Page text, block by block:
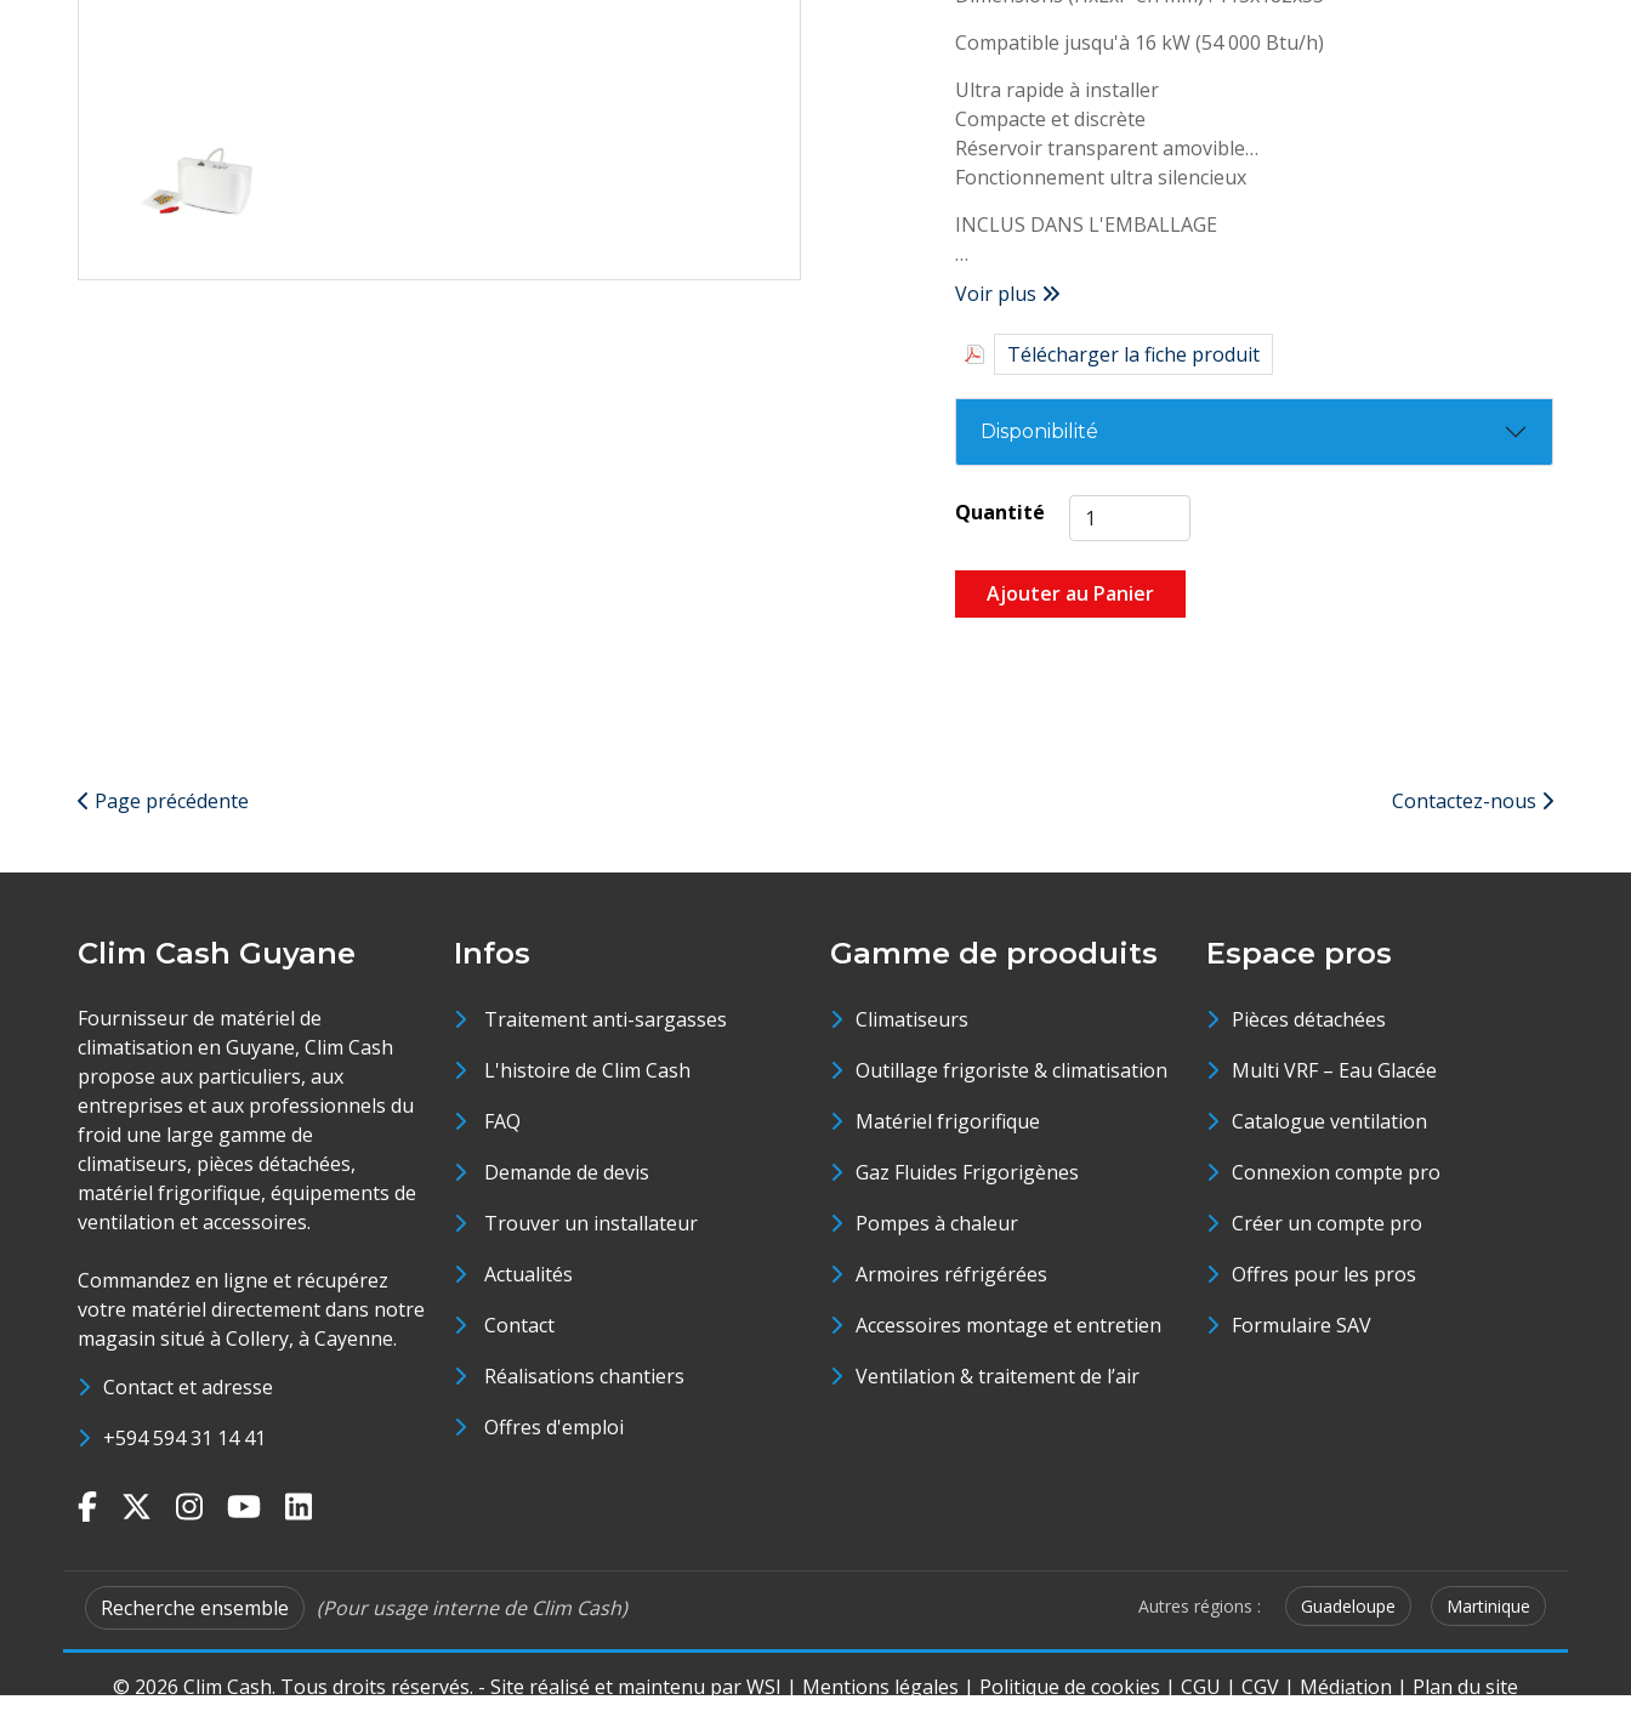
Compatible jusqu'à 16 kW (54 000 Btu/h)
Ultra rapide à installer
Compacte et discrète
Réservoir transparent amovible
Fonctionnement ultra silencieux
INCLUS DANS L'EMBALLAGE
Pompe Mini Blanche (y compris le câble d'alimentation
de 1 m) • Anti-siphon • Ensemble de raccord
d’évacuation • Ensemble de fixation
• Notice d'installation
Voir plus
Télécharger la fiche produit
Disponibilité
Quantité
Ajouter au Panier
Page précédente Contactez-nous
Clim Cash Guyane
Fournisseur de matériel de
climatisation en Guyane, Clim Cash
propose aux particuliers, aux
entreprises et aux professionnels du
froid une large gamme de
climatiseurs, pièces détachées,
matériel frigorifique, équipements de
ventilation et accessoires.
Commandez en ligne et récupérez
votre matériel directement dans notre
magasin situé à Collery, à Cayenne.
Contact et adresse
+594 594 31 14 41
Infos
Traitement anti-sargasses
L'histoire de Clim Cash
FAQ
Demande de devis
Trouver un installateur
Actualités
Contact
Réalisations chantiers
Offres d'emploi
Gamme de prooduits
Climatiseurs
Outillage frigoriste & climatisation
Matériel frigorifique
Gaz Fluides Frigorigènes
Pompes à chaleur
Armoires réfrigérées
Accessoires montage et entretien
Ventilation & traitement de l’air
Espace pros
Pièces détachées
Multi VRF – Eau Glacée
Catalogue ventilation
Connexion compte pro
Créer un compte pro
Offres pour les pros
Formulaire SAV
Recherche ensemble (Pour usage interne de Clim Cash) Autres régions : Guadeloupe Martinique
© 2026 Clim Cash. Tous droits réservés. - Site réalisé et maintenu parWSI | Mentions légales | Politique de cookies | CGU | CGV | Médiation | Plan du site